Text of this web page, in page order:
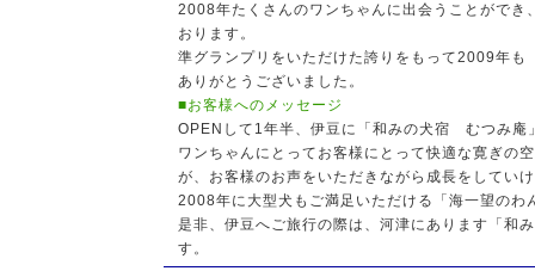
2008年たくさんのワンちゃんに出会うことがで
おります。
準グランプリをいただけた誇りをもって2009年も
ありがとうございました。
■お客様へのメッセージ
OPENして1年半、伊豆に「和みの犬宿 むつみ庵
ワンちゃんにとってお客様にとって快適な寛ぎの
が、お客様のお声をいただきながら成長をしてい
2008年に大型犬もご満足いただける「海一望のわ
是非、伊豆へご旅行の際は、河津にあります「和
す。